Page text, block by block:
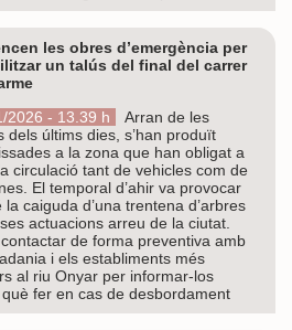
les obres d’emergència per
un talús del final del carrer
2026 - 13.39 h
Arran de les
dels últims dies, s’han produït
a la zona que han obligat a
circulació tant de vehicles com de
El temporal d’ahir va provocar
la caiguda d’una trentena d’arbres
actuacions arreu de la ciutat.
de forma preventiva amb
i els establiments més
al riu Onyar per informar-los
fer en cas de desbordament